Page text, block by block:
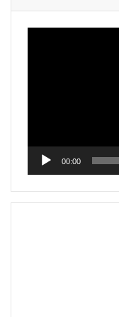
Reproductor
00:00